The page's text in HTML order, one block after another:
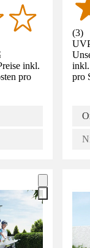
inkl.
pro
(3)
inkl.
pro